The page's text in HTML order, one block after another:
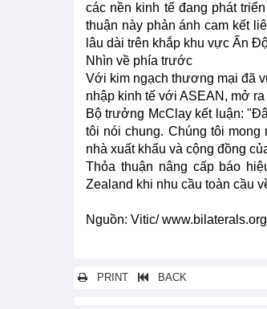
các nền kinh tế đang phát
thuận này phản ánh cam kết
lâu dài trên khắp khu vực Ấn
Nhìn về phía trước
Với kim ngạch thương mại đã
nhập kinh tế với ASEAN, mở
Bộ trưởng McClay kết luận:
tôi nói chung. Chúng tôi
nhà xuất khẩu và cộng đồng
Thỏa thuận nâng cấp báo
Zealand khi nhu cầu toàn cầu
Nguồn: Vitic/ www.bilaterals.org
PRINT BACK